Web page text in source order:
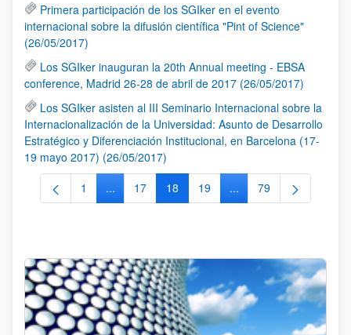
Primera participación de los SGIker en el evento
internacional sobre la difusión científica "Pint of Science"
(26/05/2017)
Los SGIker inauguran la 20th Annual meeting - EBSA
conference, Madrid 26-28 de abril de 2017 (26/05/2017)
Los SGIker asisten al III Seminario Internacional sobre la
Internacionalización de la Universidad: Asunto de Desarrollo
Estratégico y Diferenciación Institucional, en Barcelona (17-
19 mayo 2017) (26/05/2017)
Página
1 ...Páginas intermedias Use TAB para desplazarse.
Página
17 Página
18 Página
19 ...Páginas intermedias
Página
79